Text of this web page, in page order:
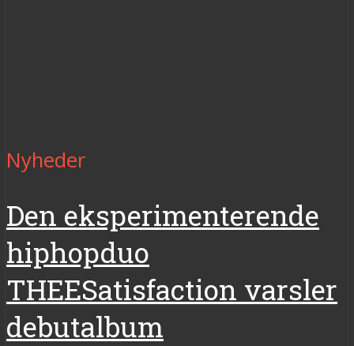
Nyheder
Den eksperimenterende
hiphopduo
THEESatisfaction varsler
debutalbum